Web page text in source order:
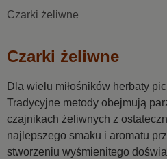
Czarki żeliwne
Czarki żeliwne
Dla wielu miłośników herbaty
Tradycyjne metody obejmują
czajnikach żeliwnych z
najlepszego smaku i aromatu
stworzeniu wyśmienitego